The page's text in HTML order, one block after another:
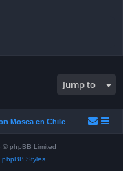
Jump to
Mosca en Chile
© phpBB Limited
phpBB Styles